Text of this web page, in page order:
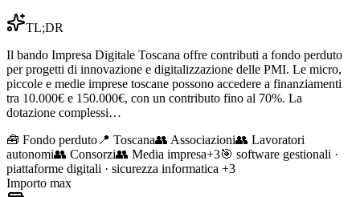
TL;DR
Il bando Impresa Digitale Toscana offre contributi a fondo perduto
per progetti di innovazione e digitalizzazione delle PMI. Le micro,
piccole e medie imprese toscane possono accedere a finanziamenti
tra 10.000€ e 150.000€, con un contributo fino al 70%. La
dotazione complessi…
🧰 Fondo perduto 📍 Toscana👥 Associazioni👥 Lavoratori
autonomi👥 Consorzi👥 Media impresa+3🎯 software gestionali ·
piattaforme digitali · sicurezza informatica +3
Importo max